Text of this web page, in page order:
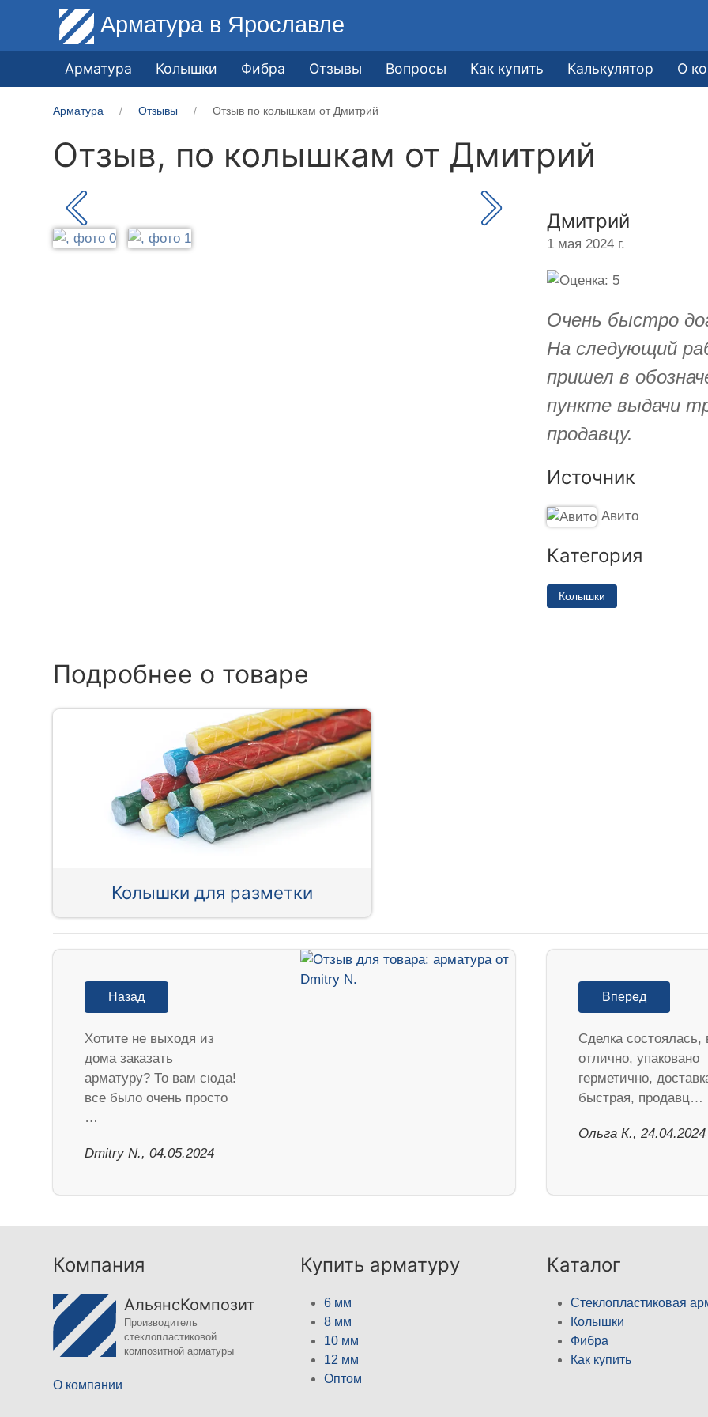
Арматура в Ярославле
Арматура Колышки Фибра Отзывы Вопросы Как купить Калькулятор О
Арматура Отзывы Отзыв по колышкам от Дмитрий
Отзыв, по колышкам от Дмитрий
Дмитрий
1 мая 2024 г.
Очень быстро
На следующий
пришел в
пункте выдачи
продавцу.
Источник
Авито
Категория
Колышки
Подробнее о товаре
Колышки для разметки
Назад
Хотите не выходя из
дома заказать
арматуру? То вам сюда!
все было очень просто
…
​Dmitry N., 04.05.2024
Вперед
Сделка состоялась,
отлично, упаковано
герметично,
быстрая, продавц…
Ольга К., 24.04.2024
Компания
АльянсКомпозит
Производитель
стеклопластиковой
композитной арматуры
О компании
Купить арматуру
6 мм
8 мм
10 мм
12 мм
Оптом
Каталог
Стеклопластиковая
Колышки
Фибра
Как купить